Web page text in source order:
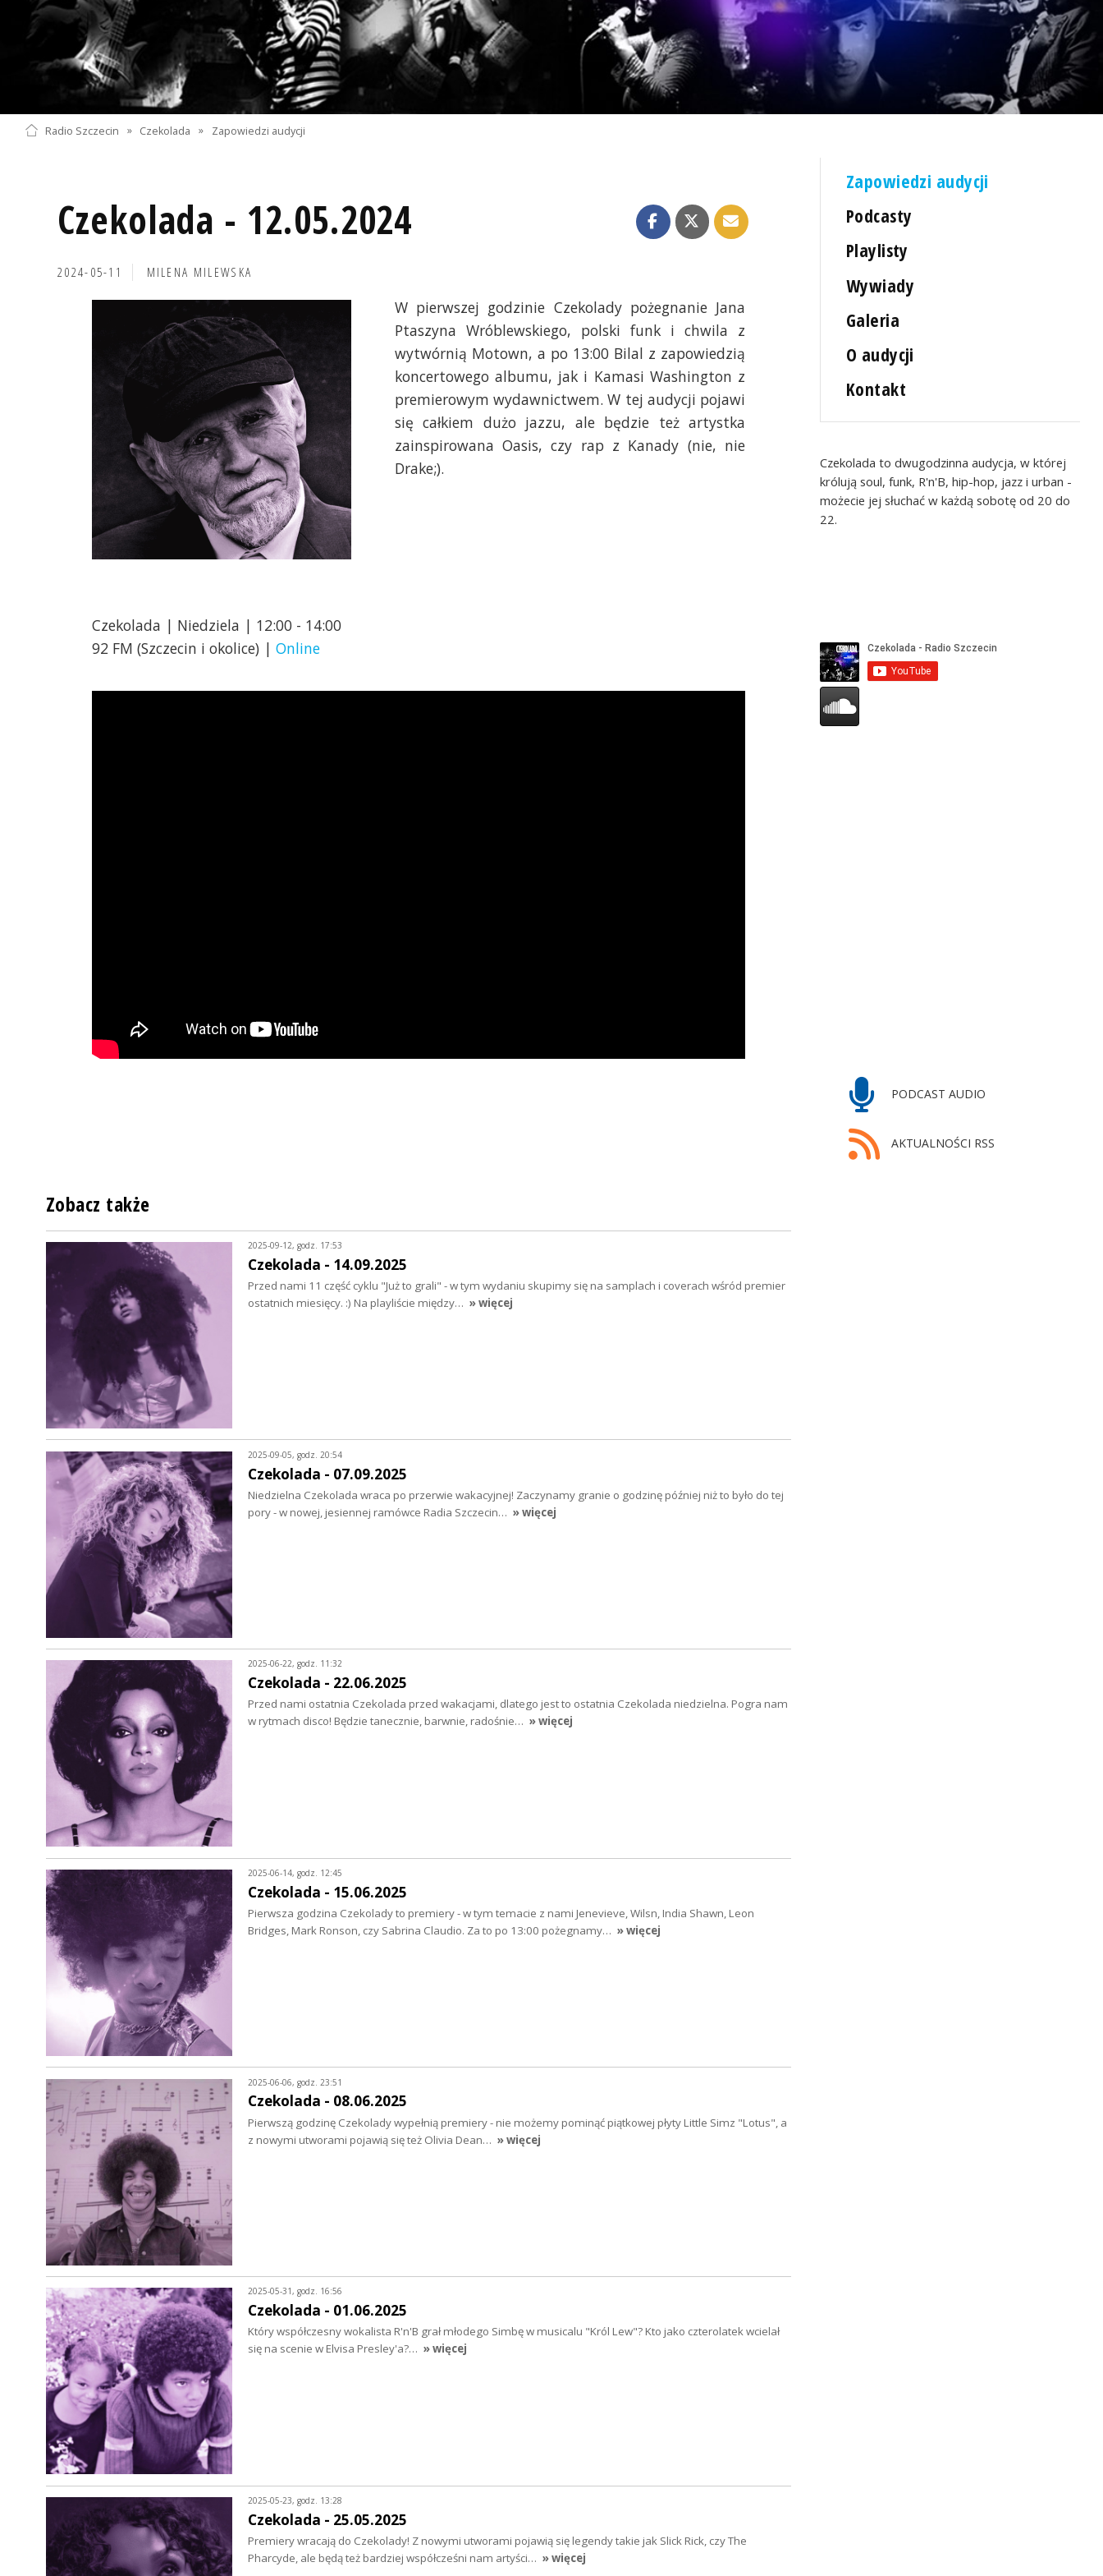
Radio Szczecin » Czekolada » Zapowiedzi audycji
Czekolada - 12.05.2024
2024-05-11 MILENA MILEWSKA
W pierwszej godzinie Czekolady pożegnanie Jana
Ptaszyna Wróblewskiego, polski funk i chwila z
wytwórnią Motown, a po 13:00 Bilal z zapowiedzią
koncertowego albumu, jak i Kamasi Washington z
premierowym wydawnictwem. W tej audycji pojawi
się całkiem dużo jazzu, ale będzie też artystka
zainspirowana Oasis, czy rap z Kanady (nie, nie
Drake;).
Czekolada | Niedziela | 12:00 - 14:00
92 FM (Szczecin i okolice) | Online
Zapowiedzi audycji
Podcasty
Playlisty
Wywiady
Galeria
O audycji
Kontakt
Czekolada to dwugodzinna audycja, w której
królują soul, funk, R'n'B, hip-hop, jazz i urban -
możecie jej słuchać w każdą sobotę od 20 do
22.
PODCAST AUDIO
AKTUALNOŚCI RSS
Zobacz także
2025-09-12, godz. 17:53
Czekolada - 14.09.2025
Przed nami 11 część cyklu "Już to grali" - w tym wydaniu skupimy się na samplach i coverach wśród premier
ostatnich miesięcy. :) Na playliście między… » więcej
2025-09-05, godz. 20:54
Czekolada - 07.09.2025
Niedzielna Czekolada wraca po przerwie wakacyjnej! Zaczynamy granie o godzinę później niż to było do tej
pory - w nowej, jesiennej ramówce Radia Szczecin… » więcej
2025-06-22, godz. 11:32
Czekolada - 22.06.2025
Przed nami ostatnia Czekolada przed wakacjami, dlatego jest to ostatnia Czekolada niedzielna. Pogra nam
w rytmach disco! Będzie tanecznie, barwnie, radośnie… » więcej
2025-06-14, godz. 12:45
Czekolada - 15.06.2025
Pierwsza godzina Czekolady to premiery - w tym temacie z nami Jenevieve, Wilsn, India Shawn, Leon
Bridges, Mark Ronson, czy Sabrina Claudio. Za to po 13:00 pożegnamy… » więcej
2025-06-06, godz. 23:51
Czekolada - 08.06.2025
Pierwszą godzinę Czekolady wypełnią premiery - nie możemy pominąć piątkowej płyty Little Simz "Lotus", a
z nowymi utworami pojawią się też Olivia Dean… » więcej
2025-05-31, godz. 16:56
Czekolada - 01.06.2025
Który współczesny wokalista R'n'B grał młodego Simbę w musicalu "Król Lew"? Kto jako czterolatek wcielał
się na scenie w Elvisa Presley'a?… » więcej
2025-05-23, godz. 13:28
Czekolada - 25.05.2025
Premiery wracają do Czekolady! Z nowymi utworami pojawią się legendy takie jak Slick Rick, czy The
Pharcyde, ale będą też bardziej współcześni nam artyści… » więcej